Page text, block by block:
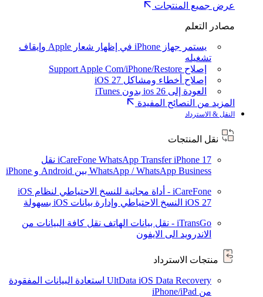
عرض جميع المنتجات
مصادر التعلم
يستمر جهاز iPhone في إظهار شعار Apple وإيقاف
تشغيله
إصلاح Support Apple Com/iPhone/Restore
إصلاح أخطاء ومشاكل iOS 27
العودة إلى ios 26 بدون iTunes
المزيد من النصائح المفيدة
النقل & الاسترداد
نقل المنتجات
iCareFone WhatsApp TransferiPhone 17
نقل
WhatsApp / WhatsApp Business بين Android و iPhone
iCareFone - أداة مجانية للنسخ الاحتياطي لنظام iOS
iOS 27 النسخ الاحتياطي وإدارة بيانات iOS بسهولة
iTransGo - نقل بيانات الهاتف
نقل كافة البيانات من
الاندرويد الى الايفون
منتجات الاسترداد
UltData iOS Data Recovery استعادة البيانات المفقودة
من iPhone/iPad